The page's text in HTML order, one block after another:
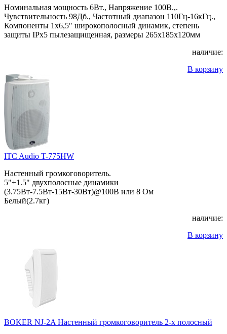
Номинальная мощность 6Вт., Напряжение 100В.,.
Чувствительность 98Дб., Частотный диапазон 110Гц-16кГц.,
Компоненты 1х6,5″ широкополосный динамик, степень
защиты IPx5 пылезащищенная, размеры 265x185x120мм
наличие:
В корзину
ITC Audio T-775HW
Настенный громкоговоритель.
5"+1.5" двухполосные динамики
(3.75Вт-7.5Вт-15Вт-30Вт)@100В или 8 Ом
Белый(2.7кг)
наличие:
В корзину
BOKER NJ-2A Настенный громкоговоритель 2-х полосный